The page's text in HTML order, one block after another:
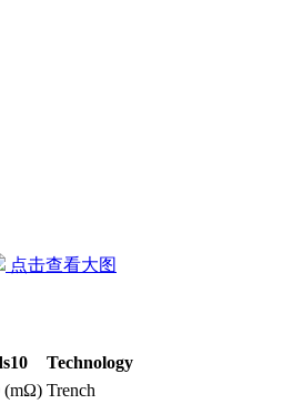
点击查看大图
Technology
(mΩ) Trench